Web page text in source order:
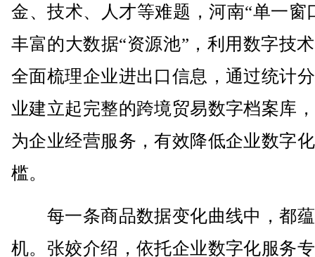
金、技术、人才等难题，河南“单一窗
丰富的大数据“资源池”，利用数字技
全面梳理企业进出口信息，通过统计
业建立起完整的跨境贸易数字档案库
为企业经营服务，有效降低企业数字
槛。
每一条商品数据变化曲线中，都
机。张姣介绍，依托企业数字化服务